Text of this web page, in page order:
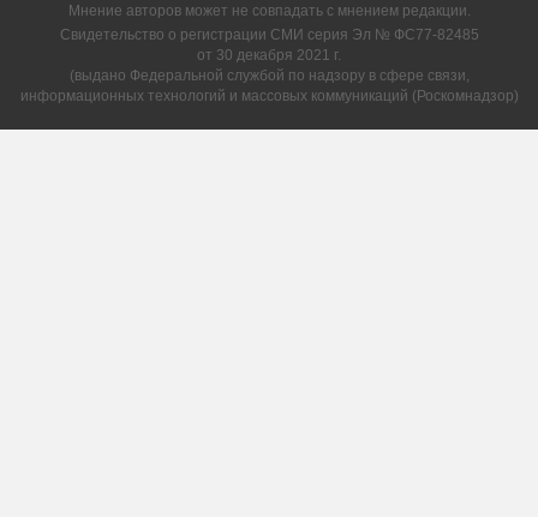
Мнение авторов может не совпадать с мнением редакции.
Свидетельство о регистрации СМИ серия Эл № ФС77-82485
от 30 декабря 2021 г.
(выдано Федеральной службой по надзору в сфере связи,
информационных технологий и массовых коммуникаций (Роскомнадзор)